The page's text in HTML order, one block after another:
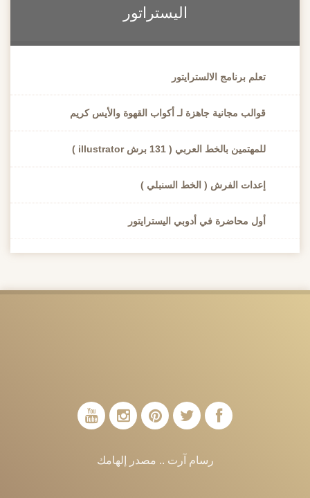
اليستراتور
تعلم برنامج الالسترايتور
قوالب مجانية جاهزة لـ أكواب القهوة والأيس كريم
للمهتمين بالخط العربي ( 131 برش illustrator )
إعدات الفرش ( الخط السنبلي )
أول محاضرة في أدوبي اليسترايتور
رسام آرت .. مصدر إلهامك